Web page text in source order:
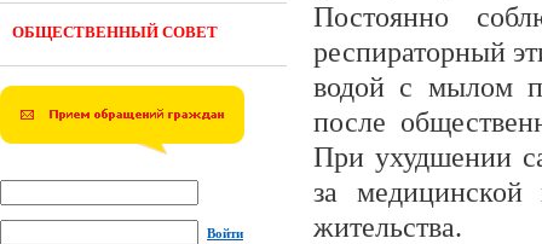
ОБЩЕСТВЕННЫЙ СОВЕТ
Войти
Постоянно
респираторный
водой с мылом
после
При ухудшении
за
жительства.